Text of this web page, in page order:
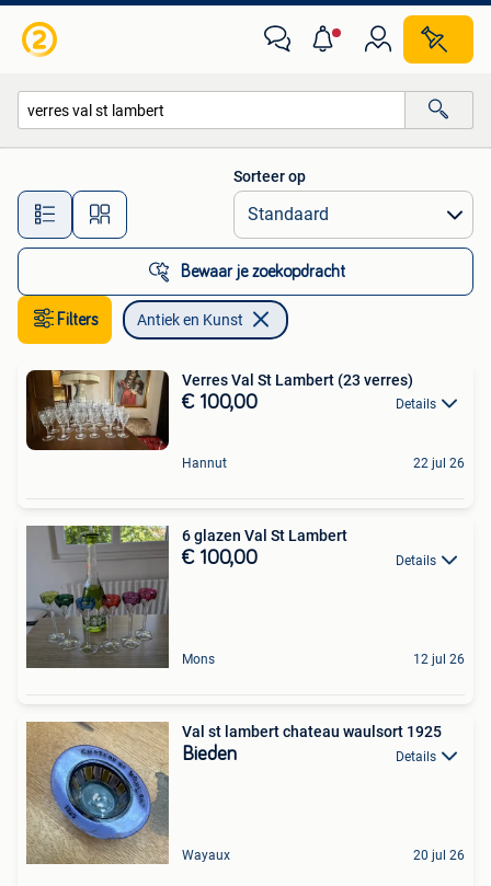
Alle afstanden…
Sorteer op
Bewaar je zoekopdracht
Filters Antiek en Kunst
Verres Val St Lambert (23 verres)
€ 100,00 Details
Hannut 22 jul 26
6 glazen Val St Lambert
€ 100,00 Details
Mons 12 jul 26
Val st lambert chateau waulsort 1925
Bieden Details
Wayaux 20 jul 26